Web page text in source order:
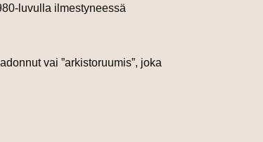
luvulla ilmestyneessä
vai ”arkistoruumis”, joka